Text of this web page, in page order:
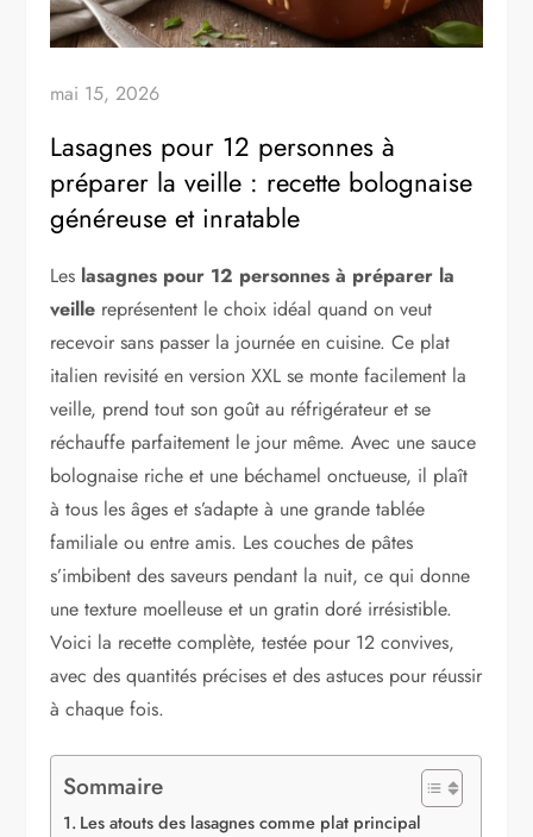
mai 15, 2026
Lasagnes pour 12 personnes à
préparer la veille : recette bolognaise
généreuse et inratable
Les lasagnes pour 12 personnes à préparer la
veille représentent le choix idéal quand on veut
recevoir sans passer la journée en cuisine. Ce plat
italien revisité en version XXL se monte facilement la
veille, prend tout son goût au réfrigérateur et se
réchauffe parfaitement le jour même. Avec une sauce
bolognaise riche et une béchamel onctueuse, il plaît
à tous les âges et s’adapte à une grande tablée
familiale ou entre amis. Les couches de pâtes
s’imbibent des saveurs pendant la nuit, ce qui donne
une texture moelleuse et un gratin doré irrésistible.
Voici la recette complète, testée pour 12 convives,
avec des quantités précises et des astuces pour réussir
à chaque fois.
Sommaire
Les atouts des lasagnes comme plat principal